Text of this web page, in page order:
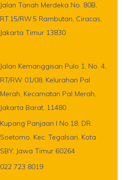
Jalan Tanah Merdeka No. 80B,
RT.15/RW.5 Rambutan, Ciracas,
Jakarta Timur 13830
Jalan Kemanggisan Pulo 1, No. 4,
RT/RW 01/08, Kelurahan Pal
Merah, Kecamatan Pal Merah,
Jakarta Barat, 11480
Kupang Panjaan I No.18, DR.
Soetomo, Kec. Tegalsari, Kota
SBY, Jawa Timur 60264
022 723 8019